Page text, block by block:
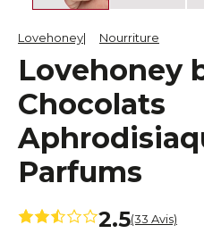
Lovehoney Nourriture
Lovehoney
Chocolats
Parfums
2.5(33 Avis)